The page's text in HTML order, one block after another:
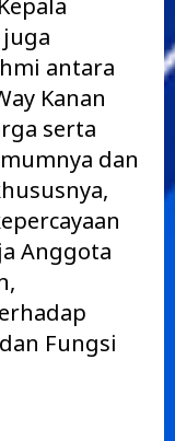
juga
antara
Kanan
serta
dan
Anggota
Fungsi